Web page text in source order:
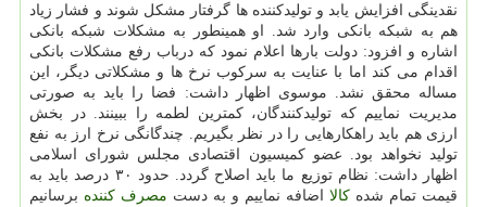
نقدینگی افزایش یابد و تولیدكننده ها گرفتار مشكل شوند و فشار زیاد
هم به شبكه بانكی وارد شد. او همینطور به مشكلات شبكه بانكی
اشاره و افزود: دولت بارها اعلام نمود كه درباب رفع مشكلات بانكی
اقدام می كند اما با عنایت به سركوب نرخ ها و مشكلاتی دیگر، این
مساله محقق نشد. موسوی اظهار داشت: فضا را باید به صورتی
مدیریت نماییم كه تولیدكنندگان، كمترین لطمه را ببینند. در بخش
ارزی هم باید راهكارهایی را در نظر بگیریم. چندگانگی نرخ ارز به نفع
تولید نخواهد بود. عضو كمیسیون اقتصادی مجلس شورای اسلامی
اظهار داشت: نظام توزیع ما باید اصلاح گردد. حدود ۳۰ درصد باید به
قیمت تمام شده كالا اضافه نماییم و به دست مصرف كننده برسانیم